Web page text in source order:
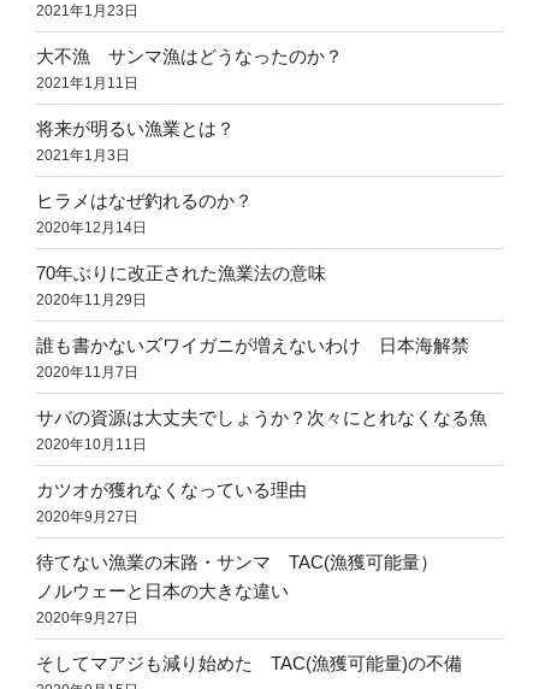
2021年1月23日
大不漁 サンマ漁はどうなったのか？
2021年1月11日
将来が明るい漁業とは？
2021年1月3日
ヒラメはなぜ釣れるのか？
2020年12月14日
70年ぶりに改正された漁業法の意味
2020年11月29日
誰も書かないズワイガニが増えないわけ 日本海解禁
2020年11月7日
サバの資源は大丈夫でしょうか？次々にとれなくなる魚
2020年10月11日
カツオが獲れなくなっている理由
2020年9月27日
待てない漁業の末路・サンマ TAC(漁獲可能量）
ノルウェーと日本の大きな違い
2020年9月27日
そしてマアジも減り始めた TAC(漁獲可能量)の不備